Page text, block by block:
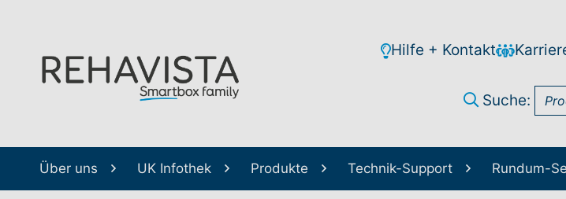
Hilfe + Kontakt
Suche:
Über uns UK Infothek Produkte Technik-Support Rundum-